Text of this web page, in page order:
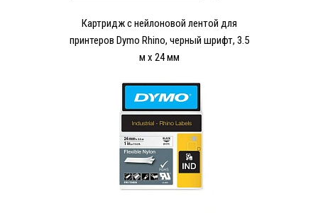
Картридж c нейлоновой лентой для
принтеров Dymo Rhino, черный шрифт, 3.5
м x 24 мм